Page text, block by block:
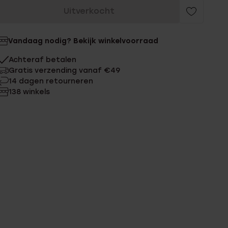
Uitverkocht
Vandaag nodig? Bekijk winkelvoorraad
Achteraf betalen
Gratis verzending vanaf €49
14 dagen retourneren
138 winkels